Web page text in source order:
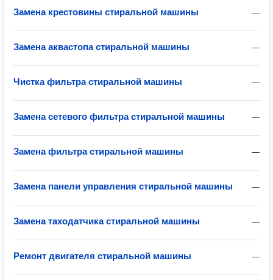
—
Замена крестовины стиральной машины
—
Замена аквастопа стиральной машины
—
Чистка фильтра стиральной машины
—
Замена сетевого фильтра стиральной машины
—
Замена фильтра стиральной машины
—
Замена панели управления стиральной машины
—
Замена таходатчика стиральной машины
—
Ремонт двигателя стиральной машины